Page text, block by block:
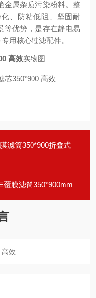
金属杂质污染粉料。整
、防粘低阻、坚固耐
等优势，是存在静电易
用核心过滤配件。
高效实物图
滤筒350*900折叠式
覆膜滤筒350*900mm